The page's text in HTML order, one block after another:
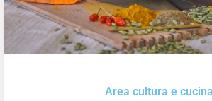
Area cultura e cucina